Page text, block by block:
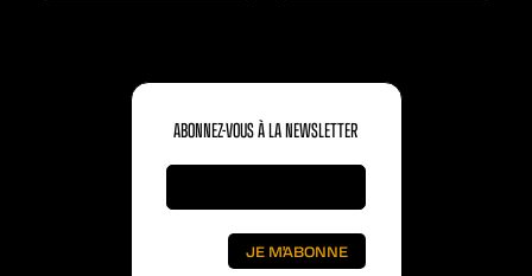
ABONNEZ-VOUS À LA NEWSLETTER